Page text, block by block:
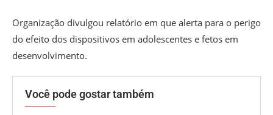
Organização divulgou relatório em que alerta para o perigo
do efeito dos dispositivos em adolescentes e fetos em
desenvolvimento.
Você pode gostar também